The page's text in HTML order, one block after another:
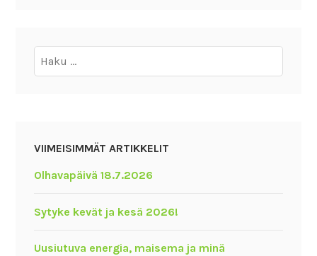
Haku:
VIIMEISIMMÄT ARTIKKELIT
Olhavapäivä 18.7.2026
Sytyke kevät ja kesä 2026!
Uusiutuva energia, maisema ja minä